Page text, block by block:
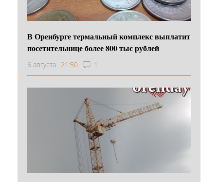
В Оренбурге термальный комплекс выплатит
посетительнице более 800 тыс рублей
6 августа 21:50 1